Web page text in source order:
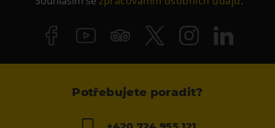
Potřebujete poradit?